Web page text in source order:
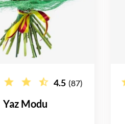
4.5 (87)
Yaz Modu